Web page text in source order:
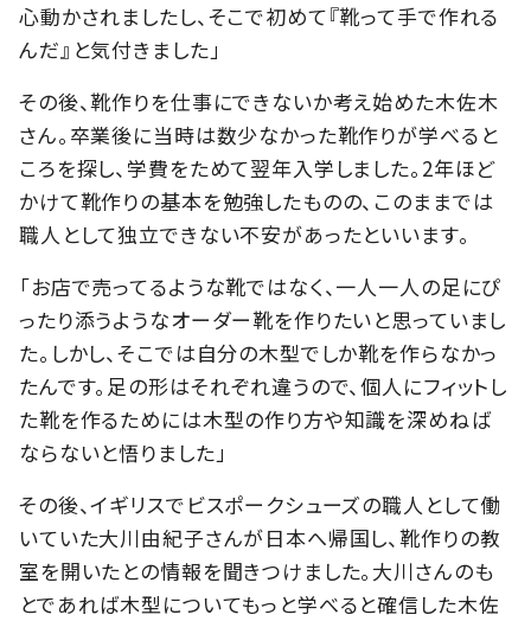
心動かされましたし、そこで初めて『靴って手で作れる
んだ』と気付きました」
その後、靴作りを仕事にできないか考え始めた木佐木
さん。卒業後に当時は数少なかった靴作りが学べると
ころを探し、学費をためて翌年入学しました。2年ほど
かけて靴作りの基本を勉強したものの、このままでは
職人として独立できない不安があったといいます。
「お店で売ってるような靴ではなく、一人一人の足にぴ
ったり添うようなオーダー靴を作りたいと思っていまし
た。しかし、そこでは自分の木型でしか靴を作らなかっ
たんです。足の形はそれぞれ違うので、個人にフィットし
た靴を作るためには木型の作り方や知識を深めねば
ならないと悟りました」
その後、イギリスでビスポークシューズの職人として働
いていた大川由紀子さんが日本へ帰国し、靴作りの教
室を開いたとの情報を聞きつけました。大川さんのも
とであれば木型についてもっと学べると確信した木佐